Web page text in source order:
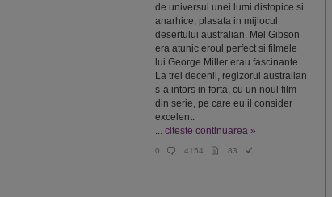
de universul unei lumi distopice si
anarhice, plasata in mijlocul
desertului australian. Mel Gibson
era atunic eroul perfect si filmele
lui George Miller erau fascinante.
La trei decenii, regizorul australian
s-a intors in forta, cu un noul film
din serie, pe care eu il consider
excelent.
... citeste continuarea »
0 4154 83